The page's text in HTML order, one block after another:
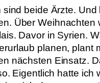
sind beide Ärzte. Und
Über Weihnachten
Davor in Syrien.
planen, plant
nächsten Einsatz.
Eigentlich hatte ich